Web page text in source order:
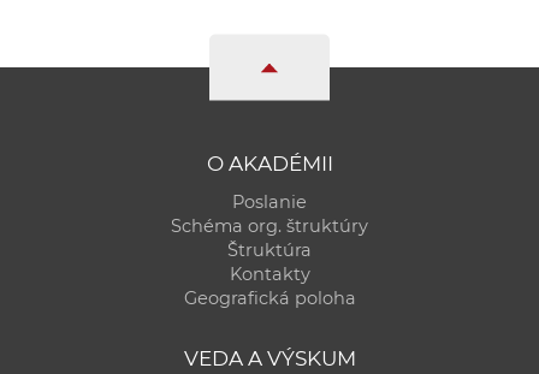
O AKADÉMII
Poslanie
Schéma org. štruktúry
Štruktúra
Kontakty
Geografická poloha
VEDA A VÝSKUM